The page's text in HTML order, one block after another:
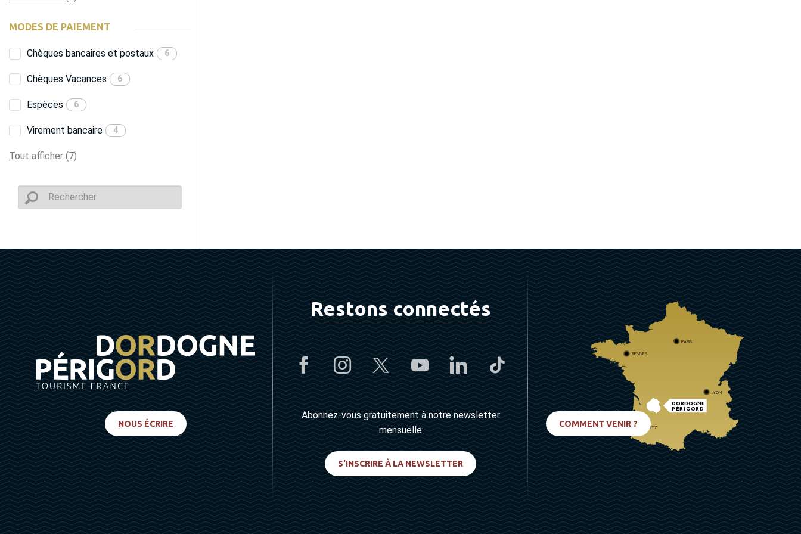
MODES DE PAIEMENT
Chèques bancaires et postaux 6
Chèques Vacances 6
Espèces 6
Virement bancaire 4
Tout afficher (7)
NOUS ÉCRIRE
Restons connectés
Abonnez-vous gratuitement à notre newsletter
mensuelle
S'INSCRIRE À LA NEWSLETTER
DORDOGNE
PÉRIGORD
PARIS
RENNES
LYON
BIARRITZ
COMMENT VENIR ?